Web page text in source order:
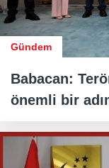
Gündem
Babacan:
önemli bir